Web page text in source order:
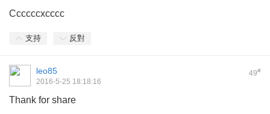
Ccccccxcccc
支持 反對
49#
leo85
2016-5-25 18:18:16
Thank for share